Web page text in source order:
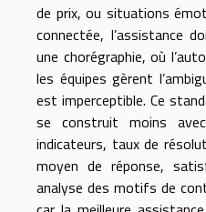
de prix, ou situations
connectée, l’assistance
une chorégraphie, où
les équipes gèrent
est imperceptible. Ce
se construit moins
indicateurs, taux de
moyen de réponse,
analyse des motifs de